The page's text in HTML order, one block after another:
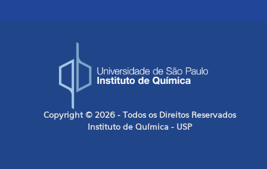
Copyright © 2026 - Todos os Direitos Reservados
Instituto de Química - USP